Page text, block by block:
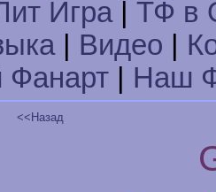
Игра| ТФ в
| Видео
Фанарт
Наш
<<Назад